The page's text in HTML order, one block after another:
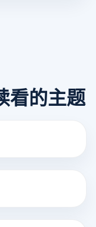
看的主题